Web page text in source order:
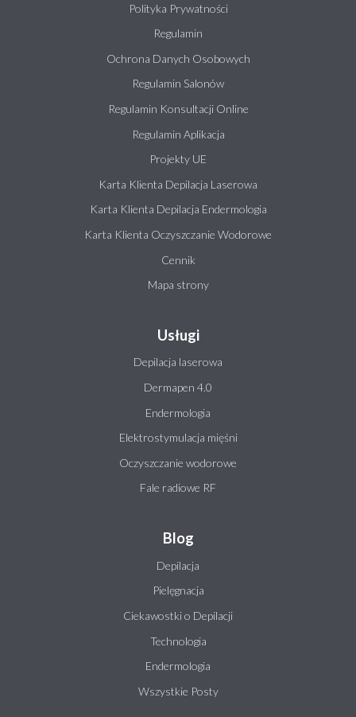
Polityka Prywatności
Regulamin
Ochrona Danych Osobowych
Regulamin Salonów
Regulamin Konsultacji Online
Regulamin Aplikacja
Projekty UE
Karta Klienta Depilacja Laserowa
Karta Klienta Depilacja Endermologia
Karta Klienta Oczyszczanie Wodorowe
Cennik
Mapa strony
Usługi
Depilacja laserowa
Dermapen 4.0
Endermologia
Elektrostymulacja mięśni
Oczyszczanie wodorowe
Fale radiowe RF
Blog
Depilacja
Pielęgnacja
Ciekawostki o Depilacji
Technologia
Endermologia
Wszystkie Posty